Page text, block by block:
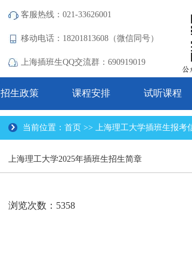
客服热线：021-33626001
移动电话：18201813608（微信同号）
上海插班生QQ交流群：690919019
招生政策 课程安排 试听课程
当前位置：首页 >> 上海理工大学插班生报考
上海理工大学2025年插班生招生简章
浏览次数：5358